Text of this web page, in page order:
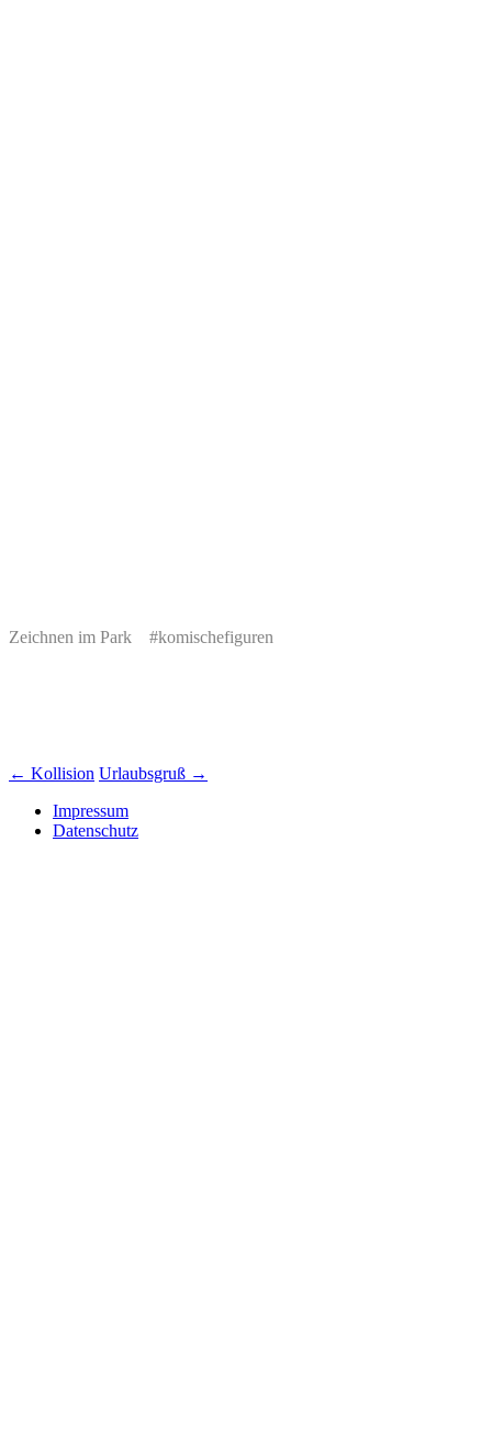
Zeichnen im Park #komischefiguren
Beitrags-
Navigation
← Kollision Urlaubsgruß →
Impressum
Datenschutz